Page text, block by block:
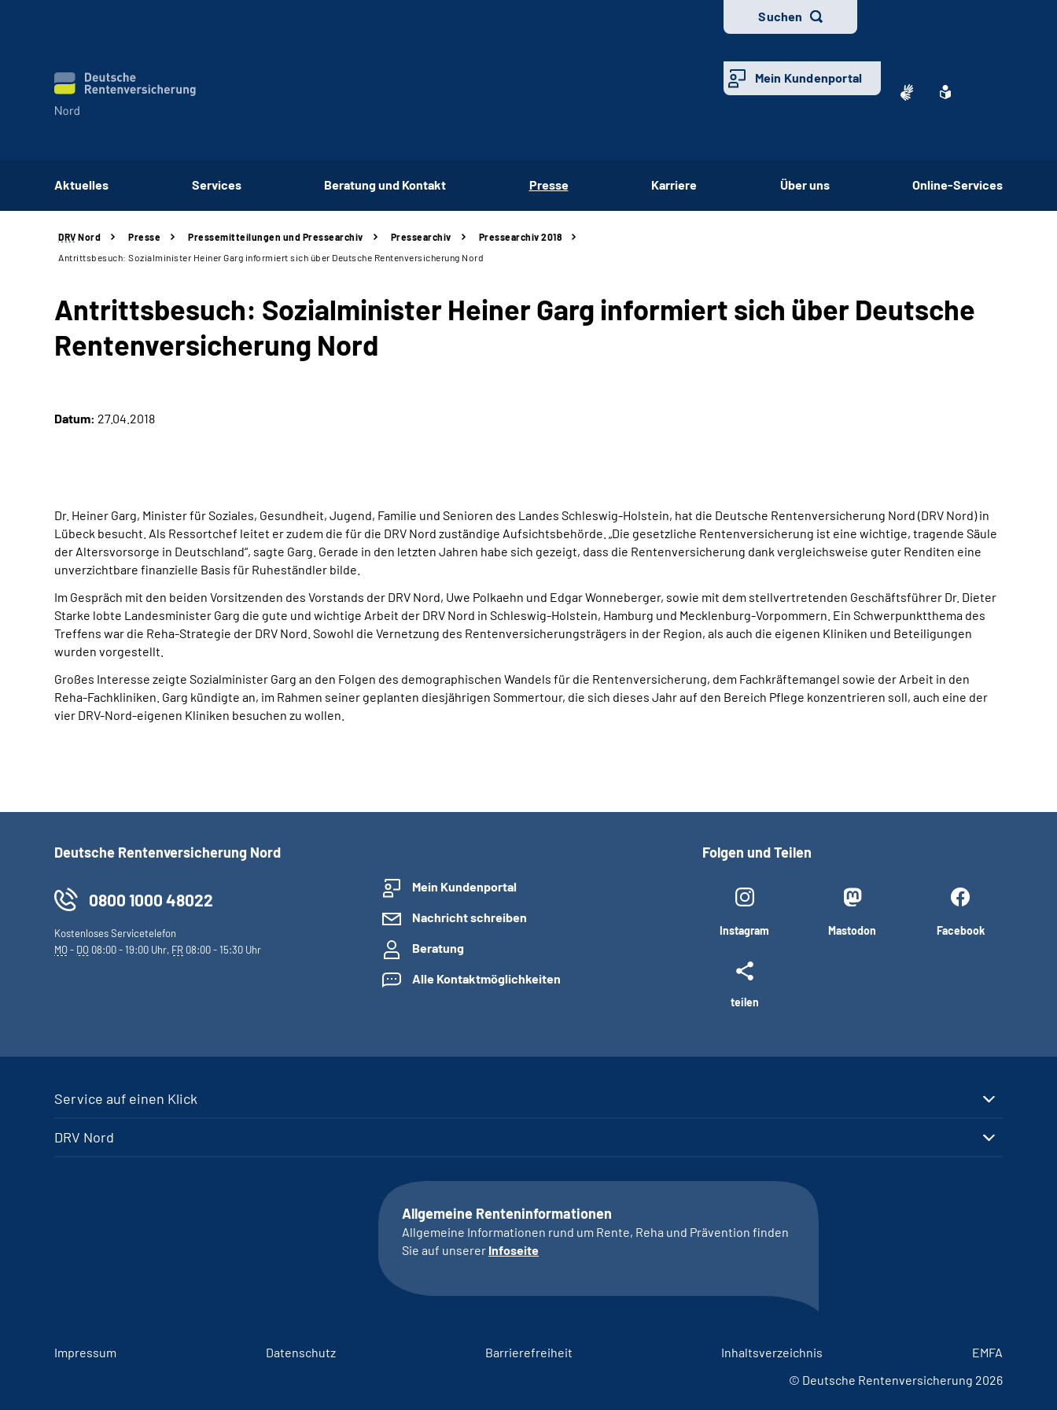
Suchen
Mein Kundenportal
Aktuelles Services Beratung und Kontakt Presse Karriere Über uns Online-Services
DRV Nord Presse Pressemitteilungen und Pressearchiv Pressearchiv
Pressearchiv 2018
Antrittsbesuch: Sozialminister Heiner Garg informiert sich über Deutsche Rentenversicherung Nord
Antrittsbesuch: Sozialminister Heiner Garg informiert sich über Deutsche
Rentenversicherung Nord
Datum: 27.04.2018
Dr. Heiner Garg, Minister für Soziales, Gesundheit, Jugend, Familie und Senioren des Landes Schleswig-Holstein, hat die Deutsche Rentenversicherung Nord (DRV Nord) in
Lübeck besucht. Als Ressortchef leitet er zudem die für die DRV Nord zuständige Aufsichtsbehörde. „Die gesetzliche Rentenversicherung ist eine wichtige, tragende Säule
der Altersvorsorge in Deutschland“, sagte Garg. Gerade in den letzten Jahren habe sich gezeigt, dass die Rentenversicherung dank vergleichsweise guter Renditen eine
unverzichtbare finanzielle Basis für Ruheständler bilde.
Im Gespräch mit den beiden Vorsitzenden des Vorstands der DRV Nord, Uwe Polkaehn und Edgar Wonneberger, sowie mit dem stellvertretenden Geschäftsführer Dr. Dieter
Starke lobte Landesminister Garg die gute und wichtige Arbeit der DRV Nord in Schleswig-Holstein, Hamburg und Mecklenburg-Vorpommern. Ein Schwerpunktthema des
Treffens war die Reha-Strategie der DRV Nord. Sowohl die Vernetzung des Rentenversicherungsträgers in der Region, als auch die eigenen Kliniken und Beteiligungen
wurden vorgestellt.
Großes Interesse zeigte Sozialminister Garg an den Folgen des demographischen Wandels für die Rentenversicherung, dem Fachkräftemangel sowie der Arbeit in den
Reha-Fachkliniken. Garg kündigte an, im Rahmen seiner geplanten diesjährigen Sommertour, die sich dieses Jahr auf den Bereich Pflege konzentrieren soll, auch eine der
vier DRV-Nord-eigenen Kliniken besuchen zu wollen.
Deutsche Rentenversicherung Nord
0800 1000 48022
Kostenloses Servicetelefon
MO- DO 08:00 - 19:00 Uhr, FR 08:00 - 15:30 Uhr
Mein Kundenportal
Nachricht schreiben
Beratung
Alle Kontaktmöglichkeiten
Folgen und Teilen
Instagram Mastodon Facebook
teilen
Service auf einen Klick
DRV Nord
Allgemeine Renteninformationen
Allgemeine Informationen rund um Rente, Reha und Prävention finden
Sie auf unserer Infoseite
Impressum Datenschutz Barrierefreiheit Inhaltsverzeichnis
EMFA
© Deutsche Rentenversicherung 2026